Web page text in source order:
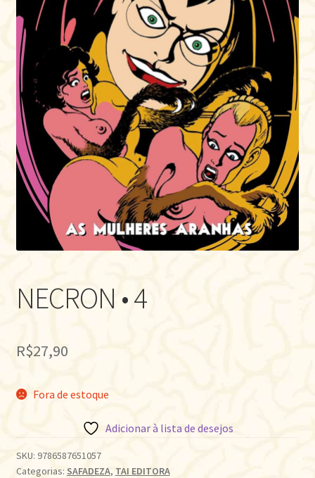
NECRON • 4
R$27,90
Fora de estoque
Adicionar à lista de desejos
SKU: 9786587651057
Categorias: SAFADEZA, TAI EDITORA